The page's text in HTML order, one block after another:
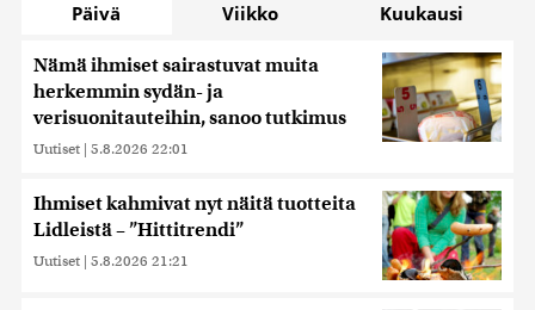
Päivä Viikko Kuukausi
Nämä ihmiset sairastuvat muita
herkemmin sydän- ja
verisuonitauteihin, sanoo tutkimus
Uutiset | 5.8.2026 22:01
Ihmiset kahmivat nyt näitä tuotteita
Lidleistä – ”Hittitrendi”
Uutiset | 5.8.2026 21:21